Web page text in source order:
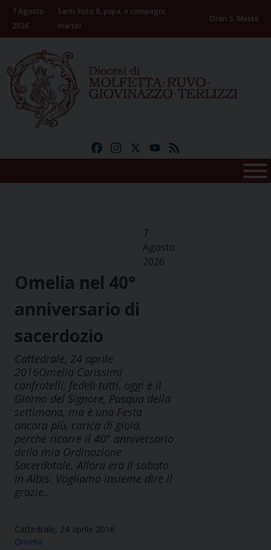
Skip
content
7 Agosto
2026
Santi Sisto II, papa, e compagni,
martiri
Orari S. Messe
FacebookInstagramYouTube
7
Agosto
2026
Omelia nel 40°
anniversario di
sacerdozio
Cattedrale, 24 aprile
2016Omelia Carissimi
confratelli, fedeli tutti, oggi è il
Giorno del Signore, Pasqua della
settimana, ma è una Festa
ancora più, carica di gioia,
perché ricorre il 40° anniversario
della mia Ordinazione
Sacerdotale. Allora era il sabato
in Albis. Vogliamo insieme dire il
grazie…
Cattedrale, 24 aprile 2016
Omelia